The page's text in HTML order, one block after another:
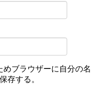
ブラウザーに自分の名
存する。